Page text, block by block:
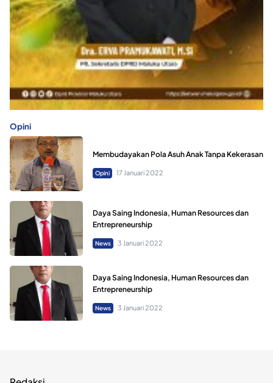
Opini
Membudayakan Pola Asuh Anak Tanpa Kekerasan
Opini 17 Januari 2022
Daya Saing Indonesia, Human Resources dan
Entrepreneurship
News 3 Januari 2022
Daya Saing Indonesia, Human Resources dan
Entrepreneurship
News 3 Januari 2022